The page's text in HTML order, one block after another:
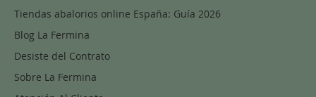
Tiendas abalorios online España: Guía 2026
Blog La Fermina
Desiste del Contrato
Sobre La Fermina